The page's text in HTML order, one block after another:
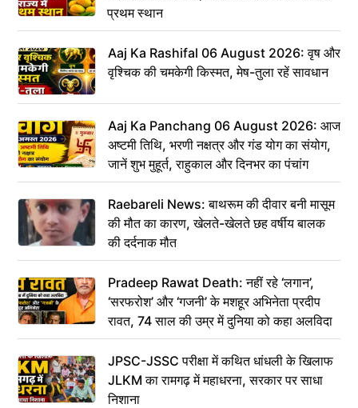
प्रथम स्थान
Aaj Ka Rashifal 06 August 2026: वृष और
वृश्चिक की चमकेगी किस्मत, मेष-तुला रहें सावधान
Aaj Ka Panchang 06 August 2026: आज
अष्टमी तिथि, भरणी नक्षत्र और गंड योग का संयोग,
जानें शुभ मुहूर्त, राहुकाल और दिनभर का पंचांग
Raebareli News: बाथरूम की दीवार बनी मासूम
की मौत का कारण, खेलते-खेलते छह वर्षीय बालक
की दर्दनाक मौत
Pradeep Rawat Death: नहीं रहे ‘लगान’,
‘सरफरोश’ और ‘गजनी’ के मशहूर अभिनेता प्रदीप
रावत, 74 साल की उम्र में दुनिया को कहा अलविदा
JPSC-JSSC परीक्षा में कथित धांधली के खिलाफ
JLKM का रामगढ़ में महाधरना, सरकार पर साधा
निशाना